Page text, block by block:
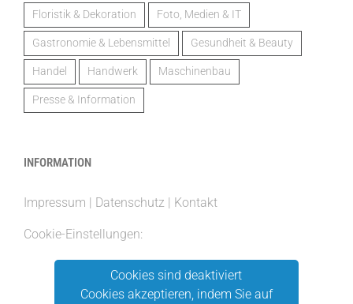
Floristik & Dekoration Foto, Medien & IT
Gastronomie & Lebensmittel Gesundheit & Beauty
Handel Handwerk Maschinenbau
Presse & Information
INFORMATION
Impressum | Datenschutz | Kontakt
Cookie-Einstellungen:
Cookies sind deaktiviert
Cookies akzeptieren, indem Sie auf